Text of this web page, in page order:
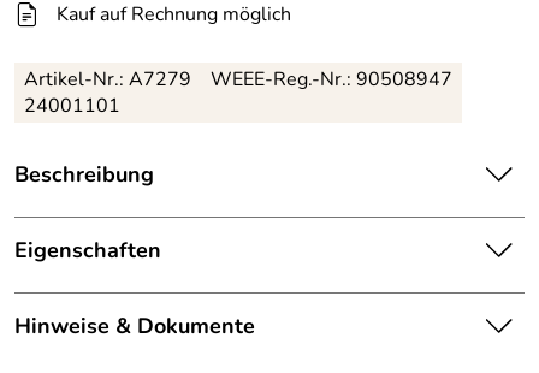
Kauf auf Rechnung möglich
Artikel-Nr.: A7279
24001101
WEEE-Reg.-Nr.: 90508947
Beschreibung
Größer ist nicht immer gleich besser. Eine Skibrille muss
passen, nur dann sitzt sie komfortabel im Gesicht, passt
durch. Die Alpina Nakiska hat eine perfekte Passform für
mittlere Gesichtsgrößen. Durch das moderne, rahmenlose
Eigenschaften
Ausstattung
spezieller Abdeckschaum für
Hinweise & Dokumente